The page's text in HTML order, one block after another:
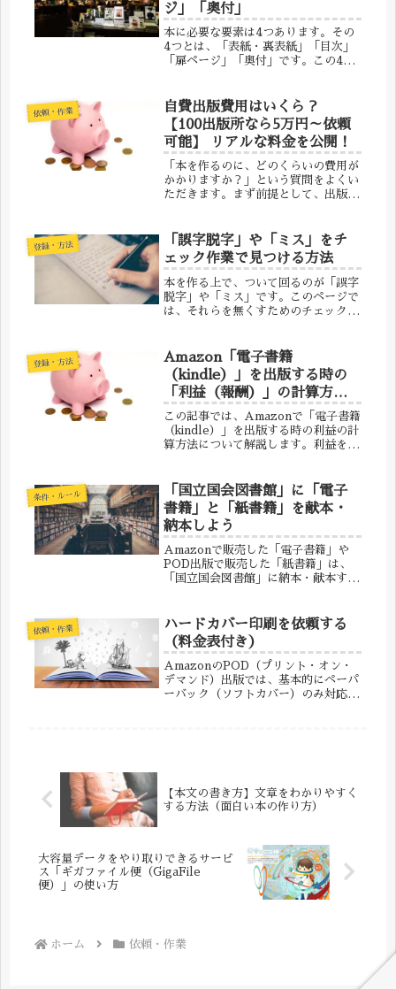
ジ」「奥付」
本に必要な要素は4つあります。その
4つとは、「表紙・裏表紙」「目次」
「扉ページ」「奥付」です。この4つ
客様が1番最初に触れる部分です。な
ので、お客様が興味を持つような見た
目...
依頼・作業
自費出版費用はいくら？
【100出版所なら5万円～依頼
可能】 リアルな料金を公開！
「本を作るのに、どのくらいの費用が
かかりますか？」という質問をよくい
ただきます。まず前提として、出版費
ージ数、イラストの量、納期、修正回
数など、さまざまな条件によって金額
が...
登録・方法
「誤字脱字」や「ミス」をチ
ェック作業で見つける方法
本を作る上で、ついて回るのが「誤字
脱字」や「ミス」です。このページで
は、それらを無くすためのチェック方
5大ミスをまとめました。この5つ
は、重点的にチェックしましょう。①
目...
登録・方法
Amazon「電子書籍
（kindle）」を出版する時の
「利益（報酬）」の計算方法
（求め方）
この記事では、Amazonで「電子書籍
（kindle）」を出版する時の利益の計
算方法について解説します。利益を計
ストは何円か？・販売価格は何円か？
の３つです。電子書籍の...
条件・ルール
「国立国会図書館」に「電子
書籍」と「紙書籍」を献本・
納本しよう
Amazonで販売した「電子書籍」や
POD出版で販売した「紙書籍」は、
「国立国会図書館」に納本・献本する
「国立国会図書館」への納本について
本を制作したら「国立国会図書館」
へ、...
依頼・作業
ハードカバー印刷を依頼する
（料金表付き）
AmazonのPOD（プリント・オン・
デマンド）出版では、基本的にペーパ
ーバック（ソフトカバー）のみ対応し
【本文の書き方】文章をわかりやすく
する方法（面白い本の作り方）
大容量データをやり取りできるサービ
ス「ギガファイル便（GigaFile
便）」の使い方
ホーム 依頼・作業